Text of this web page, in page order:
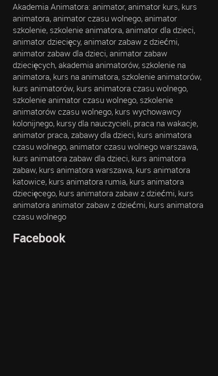
Akademia Animatora: animator, animator kurs, kurs
animatora, animator czasu wolnego, animator
szkolenie, szkolenie animatora, animator dla dzieci,
animator dziecięcy, animator zabaw z dziećmi,
animator zabaw dla dzieci, animator zabaw
dziecięcych, akademia animatorów, szkolenie na
animatora, kurs na animatora, szkolenie animatorów,
kurs animatorów, kurs animatora czasu wolnego,
szkolenie animator czasu wolnego, szkolenie
animatorów czasu wolnego, kurs wychowawcy
kolonijnego, kursy dla nauczycieli, praca na wakacje,
animator praca, zabawy dla dzieci, kurs animatora
czasu wolnego, animator czasu wolnego warszawa,
kurs animatora zabaw dla dzieci, kurs animatora
zabaw, kurs animatora warszawa, kurs animatora
katowice, kurs animatora rumia, kurs animatora
dziecięcego, kurs animatora zabaw z dziećmi, kurs
animatora animator zabaw z dziećmi, kurs animatora
czasu wolnego
Facebook